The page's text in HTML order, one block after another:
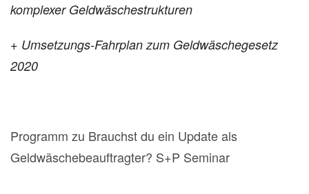
komplexer Geldwäschestrukturen
+ Umsetzungs-Fahrplan zum Geldwäschegesetz
2020
Programm zu Brauchst du ein Update als
Geldwäschebeauftragter? S+P Seminar